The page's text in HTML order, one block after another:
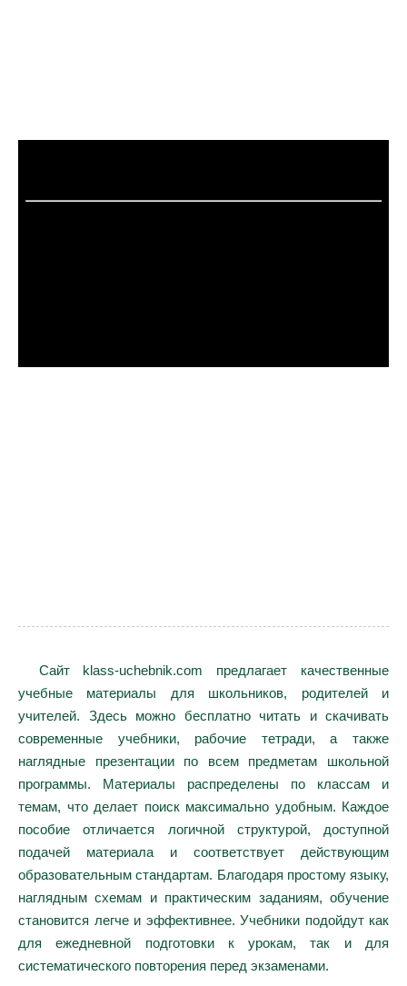
Сайт klass-uchebnik.com предлагает качественные
учебные материалы для школьников, родителей и
учителей. Здесь можно бесплатно читать и скачивать
современные учебники, рабочие тетради, а также
наглядные презентации по всем предметам школьной
программы. Материалы распределены по классам и
темам, что делает поиск максимально удобным. Каждое
пособие отличается логичной структурой, доступной
подачей материала и соответствует действующим
образовательным стандартам. Благодаря простому языку,
наглядным схемам и практическим заданиям, обучение
становится легче и эффективнее. Учебники подойдут как
для ежедневной подготовки к урокам, так и для
систематического повторения перед экзаменами.